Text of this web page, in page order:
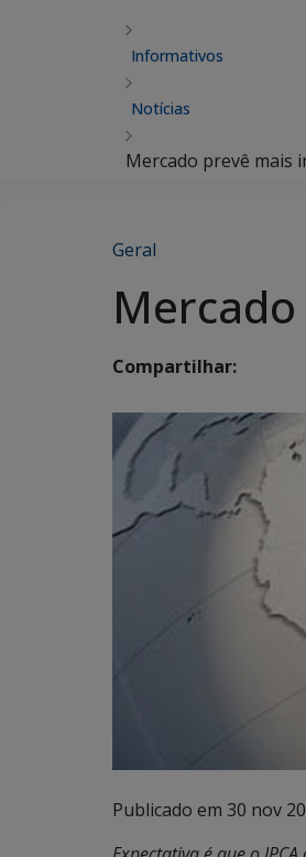
Informativos
Notícias
Mercado prevê mais
Geral
Compartilhar:
Publicado em 30 nov